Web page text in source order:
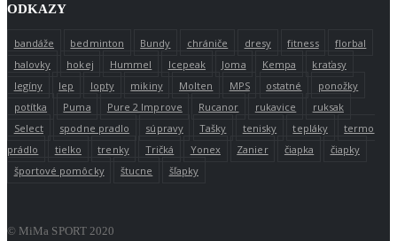
ODKAZY
bandáže bedminton Bundy chrániče dresy fitness
florbal
halovky
hokej Hummel Icepeak Joma Kempa
kraťasy
legíny
lep lopty mikiny Molten MPS ostatné
ponožky
potítka
Puma Pure 2 Improve Rucanor rukavice
ruksak
Select
spodne pradlo súpravy Tašky tenisky tepláky
termo
prádlo
tielko trenky Tričká Yonex Zanier čiapka
čiapky
športové pomôcky
štucne šľapky
© MiMa SPORT 2020